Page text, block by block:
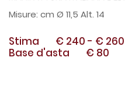
cm Ø 11,5 Alt. 14
Stima € 240 - € 260
Base d'asta
€ 80